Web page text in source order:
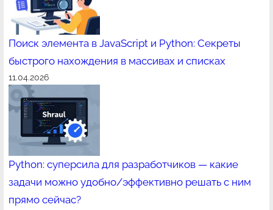
Поиск элемента в JavaScript и Python: Секреты
быстрого нахождения в массивах и списках
11.04.2026
Python: суперсила для разработчиков — какие
задачи можно удобно/эффективно решать с ним
прямо сейчас?